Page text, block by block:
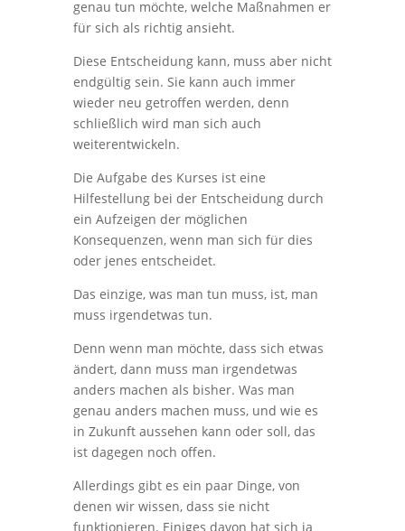
genau tun möchte, welche Maßnahmen er
für sich als richtig ansieht.
Diese Entscheidung kann, muss aber nicht
endgültig sein. Sie kann auch immer
wieder neu getroffen werden, denn
schließlich wird man sich auch
weiterentwickeln.
Die Aufgabe des Kurses ist eine
Hilfestellung bei der Entscheidung durch
ein Aufzeigen der möglichen
Konsequenzen, wenn man sich für dies
oder jenes entscheidet.
Das einzige, was man tun muss, ist, man
muss irgendetwas tun.
Denn wenn man möchte, dass sich etwas
ändert, dann muss man irgendetwas
anders machen als bisher. Was man
genau anders machen muss, und wie es
in Zukunft aussehen kann oder soll, das
ist dagegen noch offen.
Allerdings gibt es ein paar Dinge, von
denen wir wissen, dass sie nicht
funktionieren. Einiges davon hat sich ja